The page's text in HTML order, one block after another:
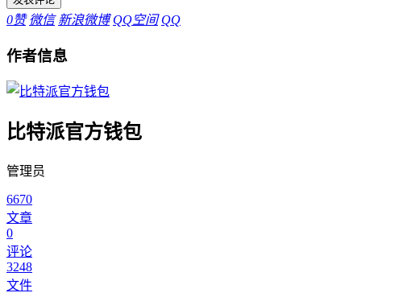
0赞 微信 新浪微博 QQ空间 QQ
作者信息
比特派官方钱包
管理员
6670
文章
0
评论
3248
文件